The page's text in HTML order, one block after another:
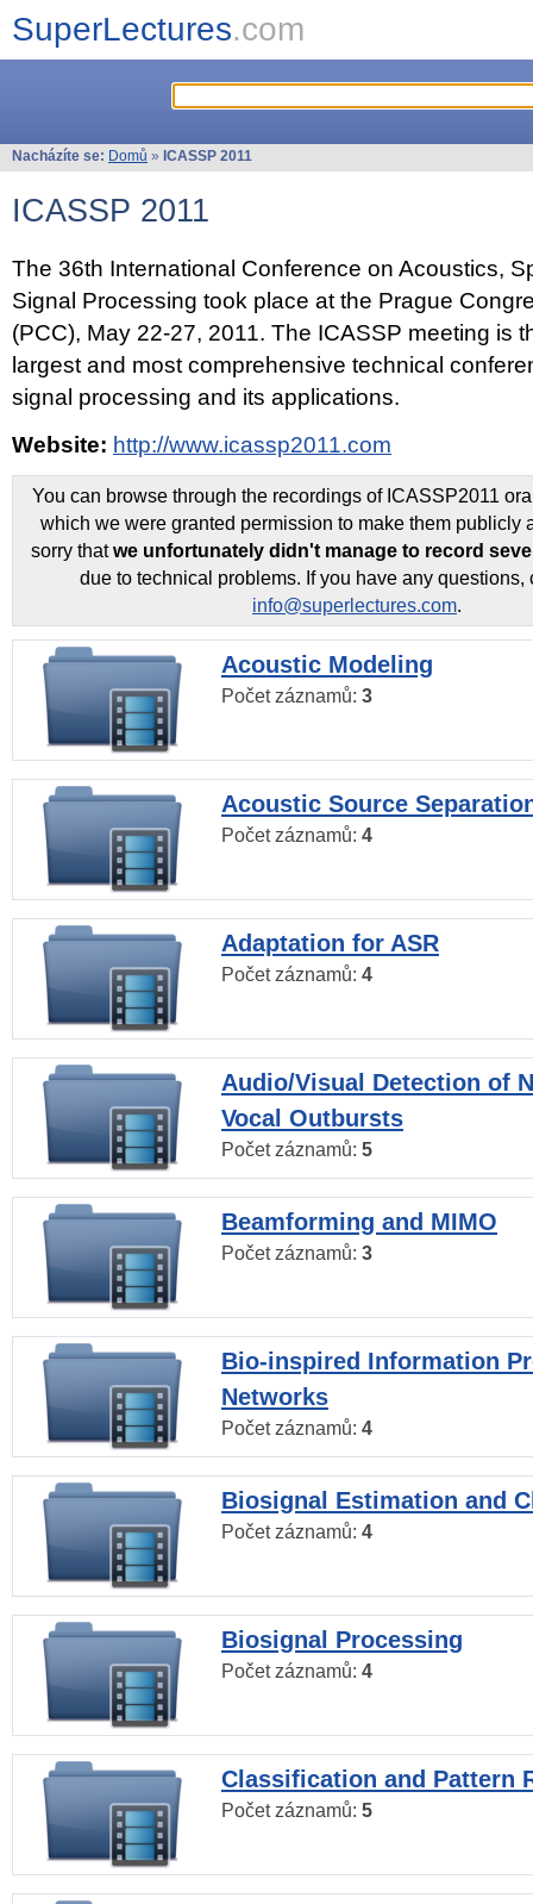
SuperLectures.com
Nacházíte se: Domů » ICASSP 2011
ICASSP 2011
The 36th International Conference on Acoustics,
Signal Processing took place at the Prague
(PCC), May 22-27, 2011. The ICASSP meeting is
largest and most comprehensive technical
signal processing and its applications.
Website: http://www.icassp2011.com
You can browse through the recordings of ICASSP2011
which we were granted permission to make them publicly
sorry thatwe unfortunately didn't manage to record
due to technical problems. If you have any questions,
info@superlectures.com.
Acoustic Modeling
Počet záznamů: 3
Acoustic Source
Počet záznamů: 4
Adaptation for ASR
Počet záznamů: 4
Audio/Visual Detection of
Vocal Outbursts
Počet záznamů: 5
Beamforming and MIMO
Počet záznamů: 3
Bio-inspired Information
Networks
Počet záznamů: 4
Biosignal Estimation and
Počet záznamů: 4
Biosignal Processing
Počet záznamů: 4
Classification and Pattern
Počet záznamů: 5